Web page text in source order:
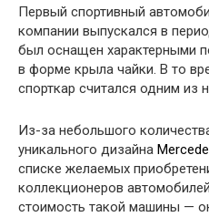
Первый спортивный
компании выпускался в
был оснащен характерными
в форме крыла чайки. В то
спорткар считался одним из
Из-за небольшого
уникального дизайна
списке желаемых
коллекционеров
стоимость такой машины —